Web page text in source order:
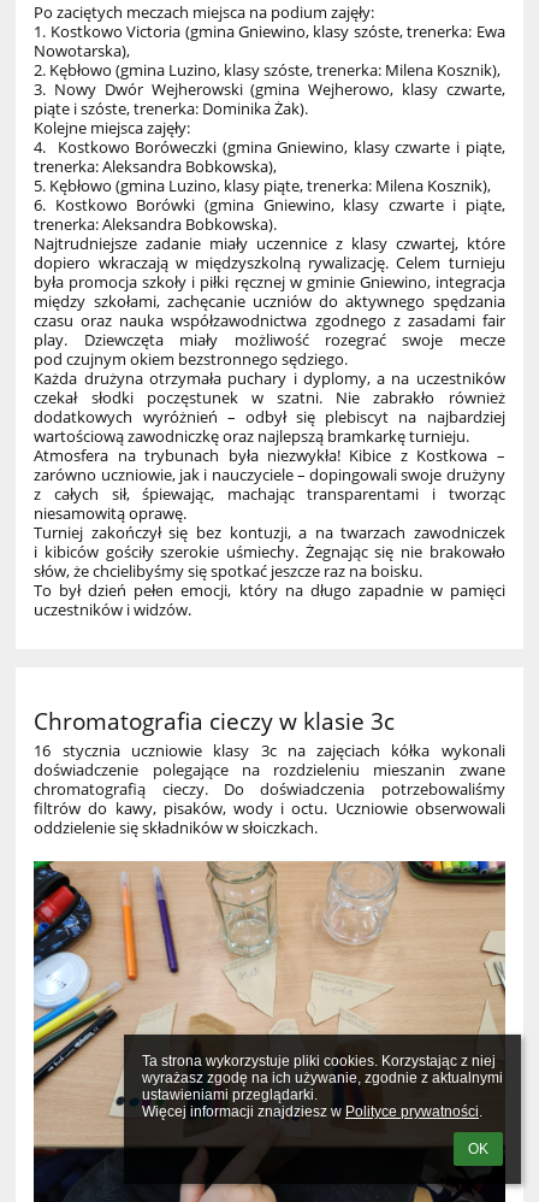
Ta strona wykorzystuje pliki cookies. Korzystając z niej
wyrażasz zgodę na ich używanie, zgodnie z aktualnymi
ustawieniami przeglądarki.
Więcej informacji znajdziesz w Polityce prywatności.
OK
Po zaciętych meczach miejsca na podium zajęły:
1. Kostkowo Victoria (gmina Gniewino, klasy szóste, trenerka: Ewa
Nowotarska),
2. Kębłowo (gmina Luzino, klasy szóste, trenerka: Milena Kosznik),
3. Nowy Dwór Wejherowski (gmina Wejherowo, klasy czwarte,
piąte i szóste, trenerka: Dominika Żak).
Kolejne miejsca zajęły:
4. Kostkowo Boróweczki (gmina Gniewino, klasy czwarte i piąte,
trenerka: Aleksandra Bobkowska),
5. Kębłowo (gmina Luzino, klasy piąte, trenerka: Milena Kosznik),
6. Kostkowo Borówki (gmina Gniewino, klasy czwarte i piąte,
trenerka: Aleksandra Bobkowska).
Najtrudniejsze zadanie miały uczennice z klasy czwartej, które
dopiero wkraczają w międzyszkolną rywalizację. Celem turnieju
była promocja szkoły i piłki ręcznej w gminie Gniewino, integracja
między szkołami, zachęcanie uczniów do aktywnego spędzania
czasu oraz nauka współzawodnictwa zgodnego z zasadami fair
play. Dziewczęta miały możliwość rozegrać swoje mecze
pod czujnym okiem bezstronnego sędziego.
Każda drużyna otrzymała puchary i dyplomy, a na uczestników
czekał słodki poczęstunek w szatni. Nie zabrakło również
dodatkowych wyróżnień – odbył się plebiscyt na najbardziej
wartościową zawodniczkę oraz najlepszą bramkarkę turnieju.
Atmosfera na trybunach była niezwykła! Kibice z Kostkowa –
zarówno uczniowie, jak i nauczyciele – dopingowali swoje drużyny
z całych sił, śpiewając, machając transparentami i tworząc
niesamowitą oprawę.
Turniej zakończył się bez kontuzji, a na twarzach zawodniczek
i kibiców gościły szerokie uśmiechy. Żegnając się nie brakowało
słów, że chcielibyśmy się spotkać jeszcze raz na boisku.
To był dzień pełen emocji, który na długo zapadnie w pamięci
uczestników i widzów.
Chromatografia cieczy w klasie 3c
16 stycznia uczniowie klasy 3c na zajęciach kółka wykonali
doświadczenie polegające na rozdzieleniu mieszanin zwane
chromatografią cieczy. Do doświadczenia potrzebowaliśmy
filtrów do kawy, pisaków, wody i octu. Uczniowie obserwowali
oddzielenie się składników w słoiczkach.